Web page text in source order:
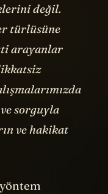
değil.
türlüsüne
arayanlar
sorguyla
ve hakikat